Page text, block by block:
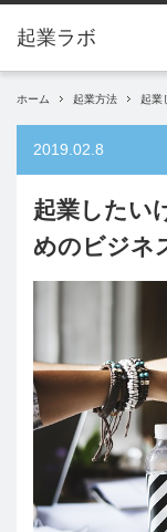
ホーム 起業方法 起業
2019.02.8
起業したい
めのビジネ